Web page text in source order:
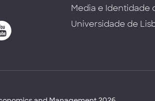
Media e Identidade
Universidade de